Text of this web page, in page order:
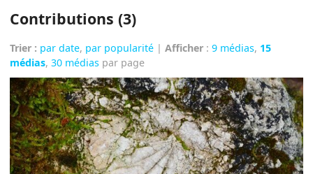
Contributions (3)
Trier : par date, par popularité |Afficher :9 médias, 15
médias,30 médias par page